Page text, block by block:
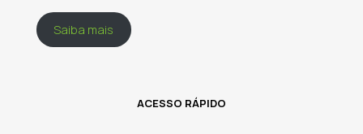
Saiba mais
ACESSO RÁPIDO